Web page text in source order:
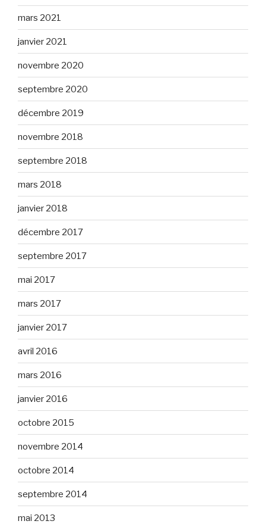
mars 2021
janvier 2021
novembre 2020
septembre 2020
décembre 2019
novembre 2018
septembre 2018
mars 2018
janvier 2018
décembre 2017
septembre 2017
mai 2017
mars 2017
janvier 2017
avril 2016
mars 2016
janvier 2016
octobre 2015
novembre 2014
octobre 2014
septembre 2014
mai 2013